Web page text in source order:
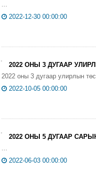
...
2022-12-30 00:00:00
2022 ОНЫ 3 ДУГААР
2022 оны 3 дугаар улирлын
2022-10-05 00:00:00
2022 ОНЫ 5 ДУГААР
...
2022-06-03 00:00:00